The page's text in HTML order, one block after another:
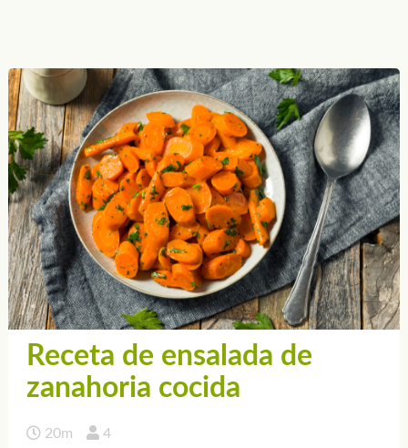
Receta de ensalada de
zanahoria cocida
20m 4